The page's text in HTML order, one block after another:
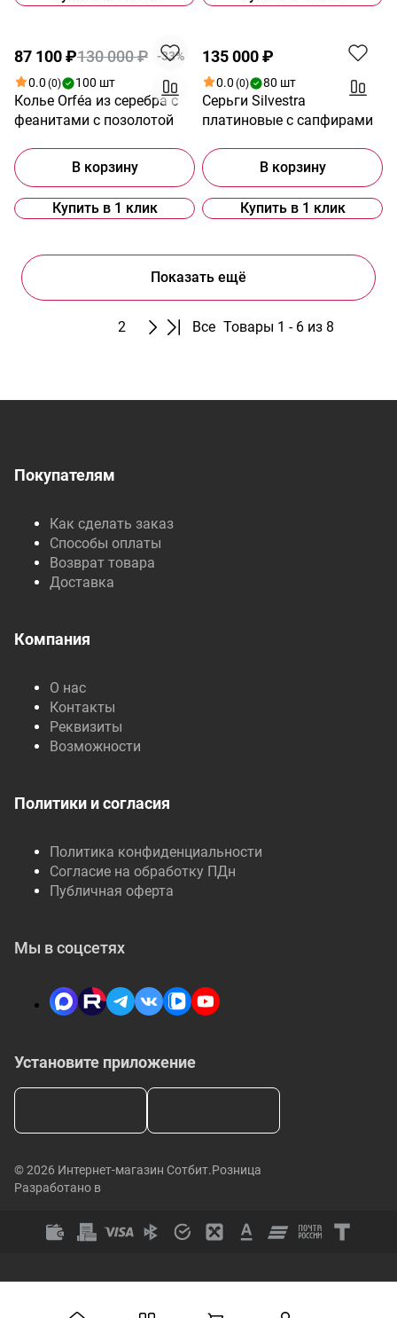
Акция
87 100 ₽130 000 ₽
-33%
0.0 (0) 100 шт
Колье Orféa из серебра с
феанитами с позолотой
В корзину
Купить в 1 клик
135 000 ₽
0.0 (0) 80 шт
Серьги Silvestra
платиновые с сапфирами
В корзину
Купить в 1 клик
Показать ещё
2 Все Товары 1 - 6 из 8
Покупателям
Как сделать заказ
Способы оплаты
Возврат товара
Доставка
Компания
О нас
Контакты
Реквизиты
Возможности
Политики и согласия
Политика конфиденциальности
Согласие на обработку ПДн
Публичная оферта
Установите приложение
Мы в соцсетях
© 2026 Интернет-магазин Сотбит.Розница
Разработано в